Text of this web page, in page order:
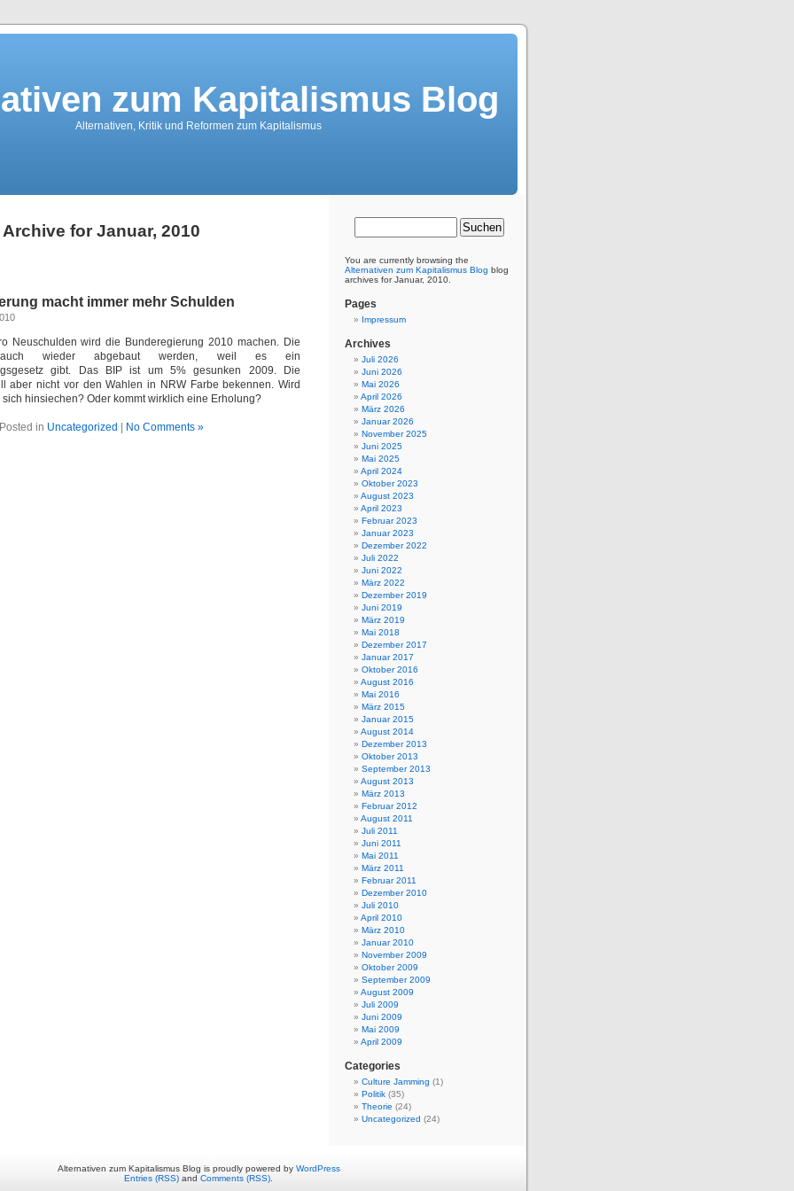
zum Kapitalismus Blog
Alternativen, Kritik und Reformen zum Kapitalismus
Archive for Januar, 2010
macht immer mehr Schulden
Neuschulden wird die Bunderegierung 2010 machen. Die
wieder abgebaut werden, weil es ein
gibt. Das BIP ist um 5% gesunken 2009. Die
aber nicht vor den Wahlen in NRW Farbe bekennen. Wird
hinsiechen? Oder kommt wirklich eine Erholung?
Posted in Uncategorized No Comments »
You are currently browsing the
Alternativen zum Kapitalismus Blog blog
archives for Januar, 2010.
Pages
Impressum
Archives
Juli 2026
Juni 2026
Mai 2026
April 2026
März 2026
Januar 2026
November 2025
Juni 2025
Mai 2025
April 2024
Oktober 2023
August 2023
April 2023
Februar 2023
Januar 2023
Dezember 2022
Juli 2022
Juni 2022
März 2022
Dezember 2019
Juni 2019
März 2019
Mai 2018
Dezember 2017
Januar 2017
Oktober 2016
August 2016
Mai 2016
März 2015
Januar 2015
August 2014
Dezember 2013
Oktober 2013
September 2013
August 2013
März 2013
Februar 2012
August 2011
Juli 2011
Juni 2011
Mai 2011
März 2011
Februar 2011
Dezember 2010
Juli 2010
April 2010
März 2010
Januar 2010
November 2009
Oktober 2009
September 2009
August 2009
Juli 2009
Juni 2009
Mai 2009
April 2009
Categories
Culture Jamming (1)
Politik (35)
Theorie (24)
Uncategorized (24)
Alternativen zum Kapitalismus Blog is proudly powered by WordPress
Entries (RSS) and Comments (RSS)